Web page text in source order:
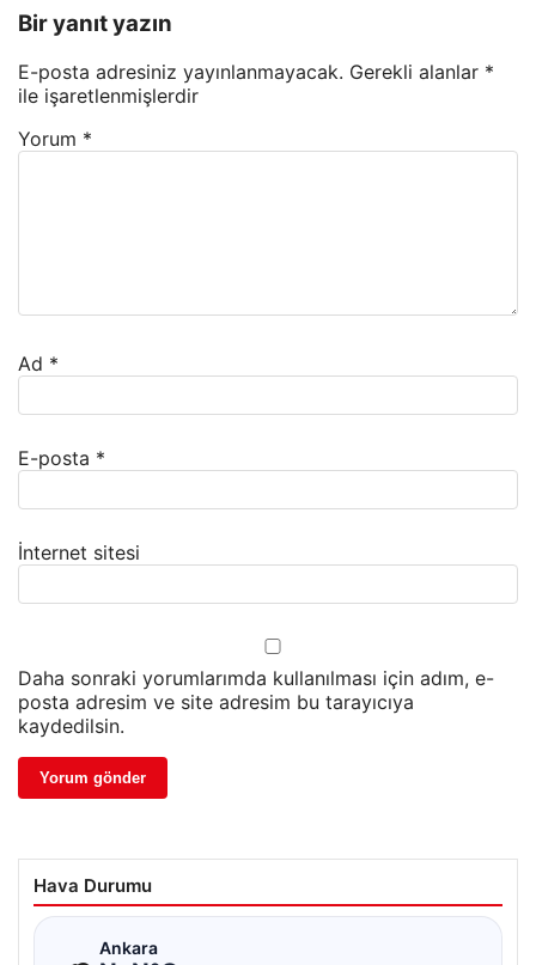
Bir yanıt yazın
E-posta adresiniz yayınlanmayacak. Gerekli alanlar *
ile işaretlenmişlerdir
Yorum *
Ad *
E-posta *
İnternet sitesi
Daha sonraki yorumlarımda kullanılması için adım, e-
posta adresim ve site adresim bu tarayıcıya
kaydedilsin.
Hava Durumu
Ankara